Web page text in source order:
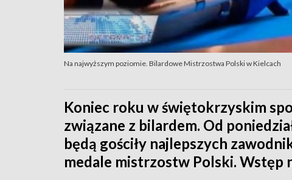
Na najwyższym poziomie. Bilardowe Mistrzostwa Polski w Kielcach
Koniec roku w świętokrzyskim
związane z bilardem. Od
będą gościły najlepszych
medale mistrzostw Polski. Wstęp